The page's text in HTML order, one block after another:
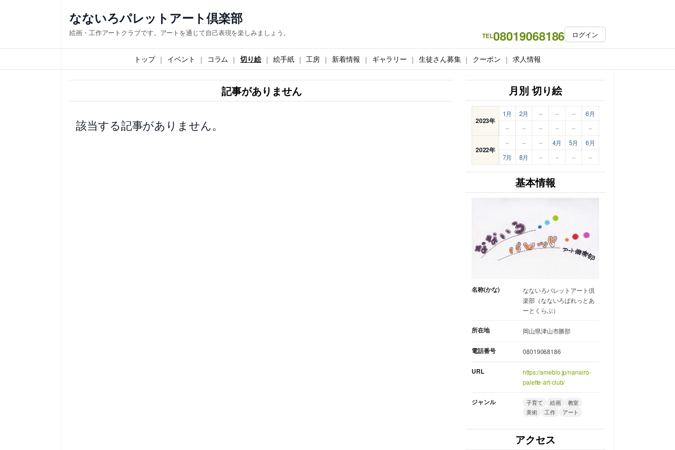
ス
キ
なないろパレットアート倶楽部
絵画・工作アートクラブです。アートを通じて自己表現を楽しみましょう。 TEL08019068186 ログイン
トップ イベント コラム 切り絵 絵手紙 工房 新着情報 ギャラリー 生徒さん募集 クーポン 求人情報
記事がありません
該当する記事がありません。
月別 切り絵
2023年
1月 2月 – – –
6月
–
– – – – –
2022年
– – – 4月 5月
6月
7月
8月 – – – –
基本情報
名称(かな)
なないろパレットアート倶
楽部（なないろぱれっとあ
ーとくらぶ）
所在地 岡山県津山市勝部
電話番号 08019068186
URL
https://ameblo.jp/nanairo-
palette-art-club/
ジャンル 子育て 絵画
教室
美術
工作 アート
アクセス